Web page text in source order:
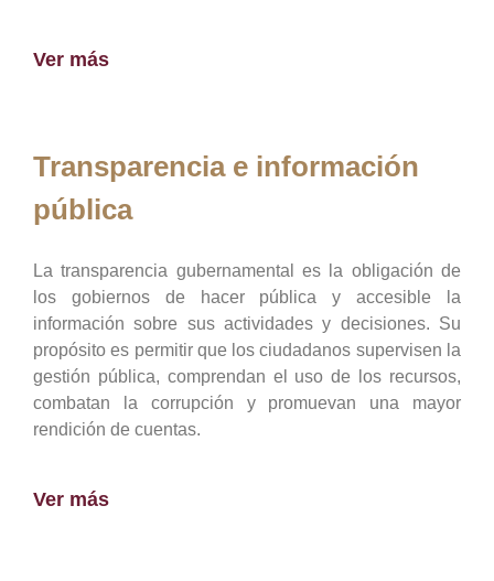
Ver más
Transparencia e información
pública
La transparencia gubernamental es la obligación de
los gobiernos de hacer pública y accesible la
información sobre sus actividades y decisiones. Su
propósito es permitir que los ciudadanos supervisen la
gestión pública, comprendan el uso de los recursos,
combatan la corrupción y promuevan una mayor
rendición de cuentas.
Ver más